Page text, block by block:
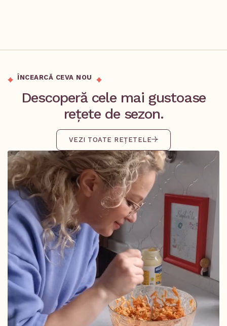
ÎNCEARCĂ CEVA NOU
Descoperă cele mai gustoase
rețete de sezon.
VEZI TOATE REȚETELE